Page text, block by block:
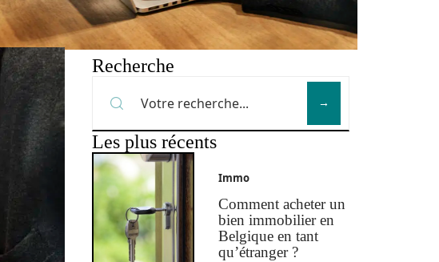
Recherche
Les plus récents
Immo
Comment acheter un
bien immobilier en
Belgique en tant
qu’étranger ?